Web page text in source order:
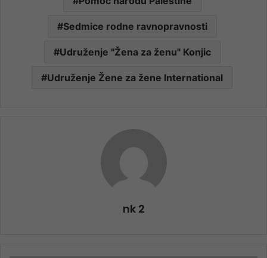
Sedmice rodne ravnopravnosti
Udruženje "Žena za ženu" Konjic
Udruženje Žene za žene International
nk 2